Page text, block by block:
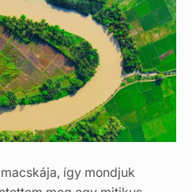
így mondjuk